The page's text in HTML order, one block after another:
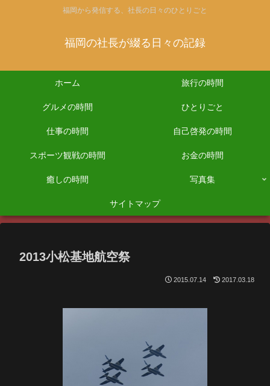
福岡から発信する、社長の日々のひとりごと
福岡の社長が綴る日々の記録
ホーム 旅行の時間
グルメの時間 ひとりごと
仕事の時間 自己啓発の時間
スポーツ観戦の時間 お金の時間
癒しの時間 写真集
サイトマップ
2013小松基地航空祭
2015.07.14 2017.03.18